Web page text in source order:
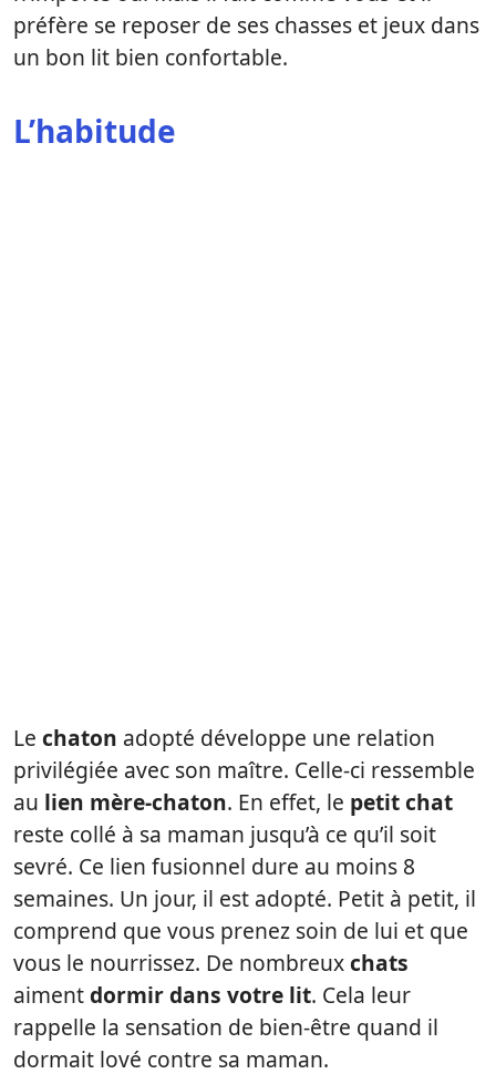
préfère se reposer de ses chasses et jeux dans
un bon lit bien confortable.
L’habitude
Le chaton adopté développe une relation
privilégiée avec son maître. Celle-ci ressemble
au lien mère-chaton. En effet, le petit chat
reste collé à sa maman jusqu’à ce qu’il soit
sevré. Ce lien fusionnel dure au moins 8
semaines. Un jour, il est adopté. Petit à petit, il
comprend que vous prenez soin de lui et que
vous le nourrissez. De nombreuxchats
aimentdormir dans votre lit. Cela leur
rappelle la sensation de bien-être quand il
dormait lové contre sa maman.